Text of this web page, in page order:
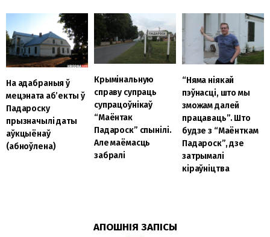
На адабраныя ў
мецэната аб’екты ў
Падароску
прызначылі даты
аўкцыёнаў
(абноўлена)
Крымінальную
справу супраць
супрацоўнікаў
“Маёнтак
Падароск” спынілі.
Але маёмасць
забралі
“Няма ніякай
пэўнасці, што мы
зможам далей
працаваць”. Што
будзе з “Маёнткам
Падароск”, дзе
затрымалі
кіраўніцтва
АПОШНІЯ ЗАПІСЫ